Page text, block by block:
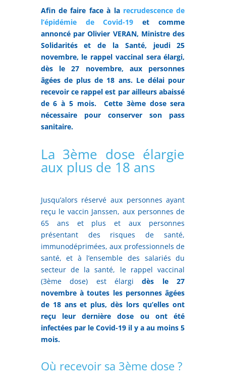
Afin de faire face à la recrudescence de
l’épidémie de Covid-19 et comme
annoncé par Olivier VERAN, Ministre des
Solidarités et de la Santé, jeudi 25
novembre, le rappel vaccinal sera élargi,
dès le 27 novembre, aux personnes
âgées de plus de 18 ans. Le délai pour
recevoir ce rappel est par ailleurs abaissé
de 6 à 5 mois. Cette 3ème dose sera
nécessaire pour conserver son pass
sanitaire.
La 3ème dose élargie
aux plus de 18 ans
Jusqu’alors réservé aux personnes ayant
reçu le vaccin Janssen, aux personnes de
65 ans et plus et aux personnes
présentant des risques de santé,
immunodéprimées, aux professionnels de
santé, et à l’ensemble des salariés du
secteur de la santé, le rappel vaccinal
(3ème dose) est élargidès le 27
novembre à toutes les personnes âgées
de 18 ans et plus, dès lors qu’elles ont
reçu leur dernière dose ou ont été
infectées par le Covid-19 il y a au moins 5
mois.
Où recevoir sa 3ème dose ?